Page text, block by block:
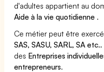
d'adultes appartient au
Aide à la vie quotidienne .
Ce métier peut être
SAS, SASU, SARL, SA etc..
des Entreprises
entrepreneurs.